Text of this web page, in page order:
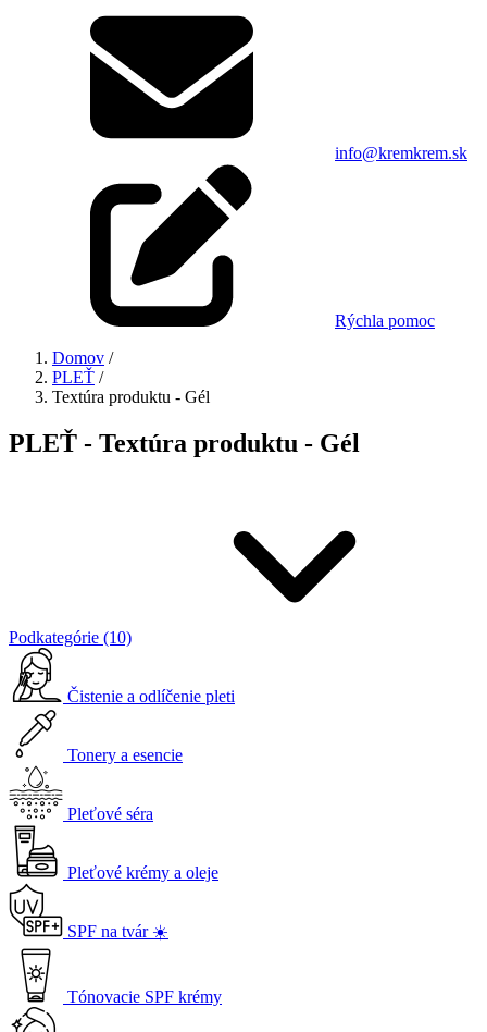
info@kremkrem.sk
Rýchla pomoc
Domov /
PLEŤ /
Textúra produktu - Gél
PLEŤ - Textúra produktu - Gél
Podkategórie (10)
Čistenie a odlíčenie pleti
Tonery a esencie
Pleťové séra
Pleťové krémy a oleje
SPF na tvár ☀️
Tónovacie SPF krémy